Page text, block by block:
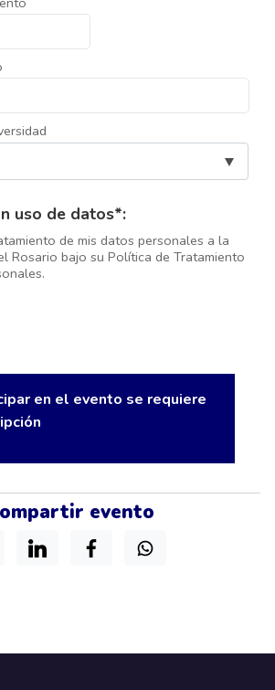
uso de datos*:
de mis datos personales a la
Rosario bajo su Política de Tratamiento
en el evento se requiere
evento